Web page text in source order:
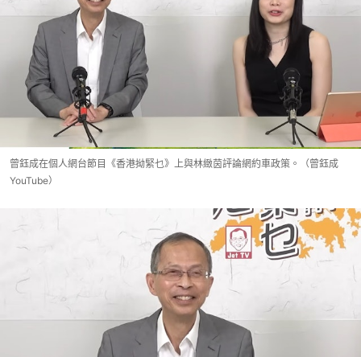
曾鈺成在個人網台節目《香港拗緊乜》上與林緻茵評論網約車政策。（曾鈺成
YouTube）